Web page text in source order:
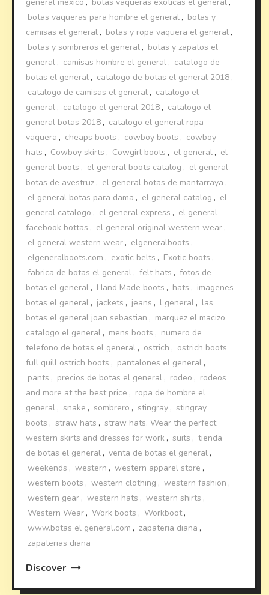
botas vaqueras para hombre el general , botas y
camisas el general , botas y ropa vaquera el general ,
botas y sombreros el general , botas y zapatos el
general , camisas hombre el general , catalogo de
botas el general , catalogo de botas el general 2018 ,
catalogo de camisas el general , catalogo el
general , catalogo el general 2018 , catalogo el
general botas 2018 , catalogo el general ropa
vaquera , cheaps boots , cowboy boots , cowboy
hats , Cowboy skirts , Cowgirl boots , el general , el
general boots , el general boots catalog , el general
botas de avestruz , el general botas de mantarraya ,
el general botas para dama , el general catalog , el
general catalogo , el general express , el general
facebook bottas , el general original western wear ,
el general western wear , elgeneralboots ,
elgeneralboots.com , exotic belts , Exotic boots ,
fabrica de botas el general , felt hats , fotos de
botas el general , Hand Made boots , hats , imagenes
botas el general , jackets , jeans , l general , las
botas el general joan sebastian , marquez el macizo
catalogo el general , mens boots , numero de
telefono de botas el general , ostrich , ostrich boots
full quill ostrich boots , pantalones el general ,
pants , precios de botas el general , rodeo , rodeos
and more at the best price , ropa de hombre el
general , snake , sombrero , stingray , stingray
boots , straw hats , straw hats. Wear the perfect
western skirts and dresses for work , suits , tienda
de botas el general , venta de botas el general ,
weekends , western , western apparel store ,
western boots , western clothing , western fashion ,
western gear , western hats , western shirts ,
Western Wear , Work boots , Workboot,
www.botas el general.com , zapateria diana ,
zapaterias diana
Discover